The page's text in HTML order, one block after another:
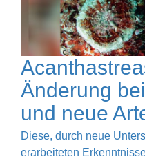
Änderung
und neue
Diese, durch neue
erarbeiteten